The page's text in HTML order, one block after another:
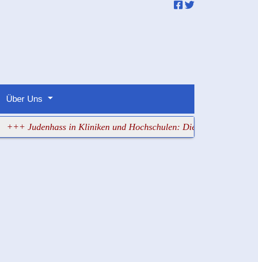
Über Uns
in Kliniken und Hochschulen: Die Verantwortlichen